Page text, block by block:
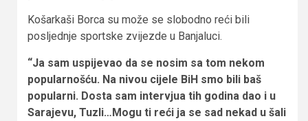
Košarkaši Borca su može se slobodno reći bili
posljednje sportske zvijezde u Banjaluci.
“Ja sam uspijevao da se nosim sa tom nekom
popularnošću. Na nivou cijele BiH smo bili baš
popularni. Dosta sam intervjua tih godina dao i u
Sarajevu, Tuzli…Mogu ti reći ja se sad nekad u šali